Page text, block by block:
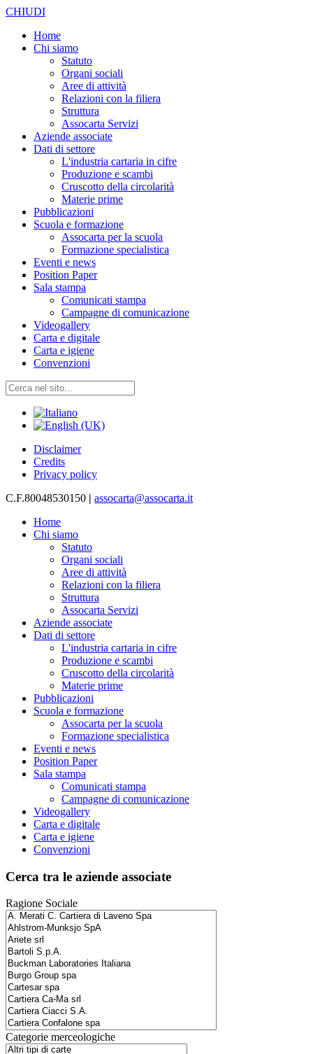
CHIUDI
Home
Chi siamo
Statuto
Organi sociali
Aree di attività
Relazioni con la filiera
Struttura
Assocarta Servizi
Aziende associate
Dati di settore
L'industria cartaria in cifre
Produzione e scambi
Cruscotto della circolarità
Materie prime
Pubblicazioni
Scuola e formazione
Assocarta per la scuola
Formazione specialistica
Eventi e news
Position Paper
Sala stampa
Comunicati stampa
Campagne di comunicazione
Videogallery
Carta e digitale
Carta e igiene
Convenzioni
Disclaimer
Credits
Privacy policy
C.F.80048530150 | assocarta@assocarta.it
Home
Chi siamo
Statuto
Organi sociali
Aree di attività
Relazioni con la filiera
Struttura
Assocarta Servizi
Aziende associate
Dati di settore
L'industria cartaria in cifre
Produzione e scambi
Cruscotto della circolarità
Materie prime
Pubblicazioni
Scuola e formazione
Assocarta per la scuola
Formazione specialistica
Eventi e news
Position Paper
Sala stampa
Comunicati stampa
Campagne di comunicazione
Videogallery
Carta e digitale
Carta e igiene
Convenzioni
Cerca tra le aziende associate
Ragione Sociale
Categorie merceologiche